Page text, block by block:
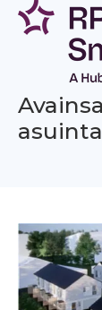
Siirry
sisältöön